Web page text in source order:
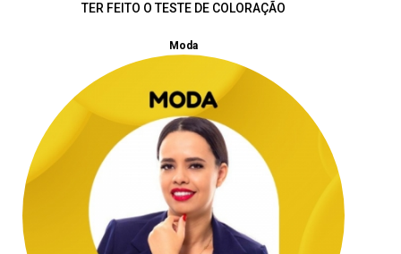
TER FEITO O TESTE DE COLORAÇÃO
Moda